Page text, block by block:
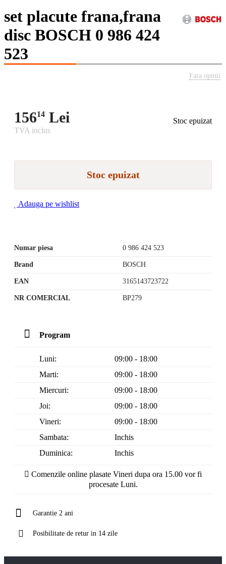
set placute frana,frana
disc BOSCH 0 986 424
523
Fara opinii
15614 Lei
Stoc epuizat
TVA inclus
Stoc epuizat
Adauga pe wishlist
Numar piesa 0 986 424 523
Brand BOSCH
EAN 3165143723722
NR COMERCIAL BP279
Program
Luni:
09:00 - 18:00
Marti:
09:00 - 18:00
Miercuri:
09:00 - 18:00
Joi:
09:00 - 18:00
Vineri:
09:00 - 18:00
Sambata:
Inchis
Duminica:
Inchis
Comenzile online plasate Vineri dupa ora 15.00 vor fi
procesate Luni.
Garantie 2 ani
Posibilitate de retur in 14 zile